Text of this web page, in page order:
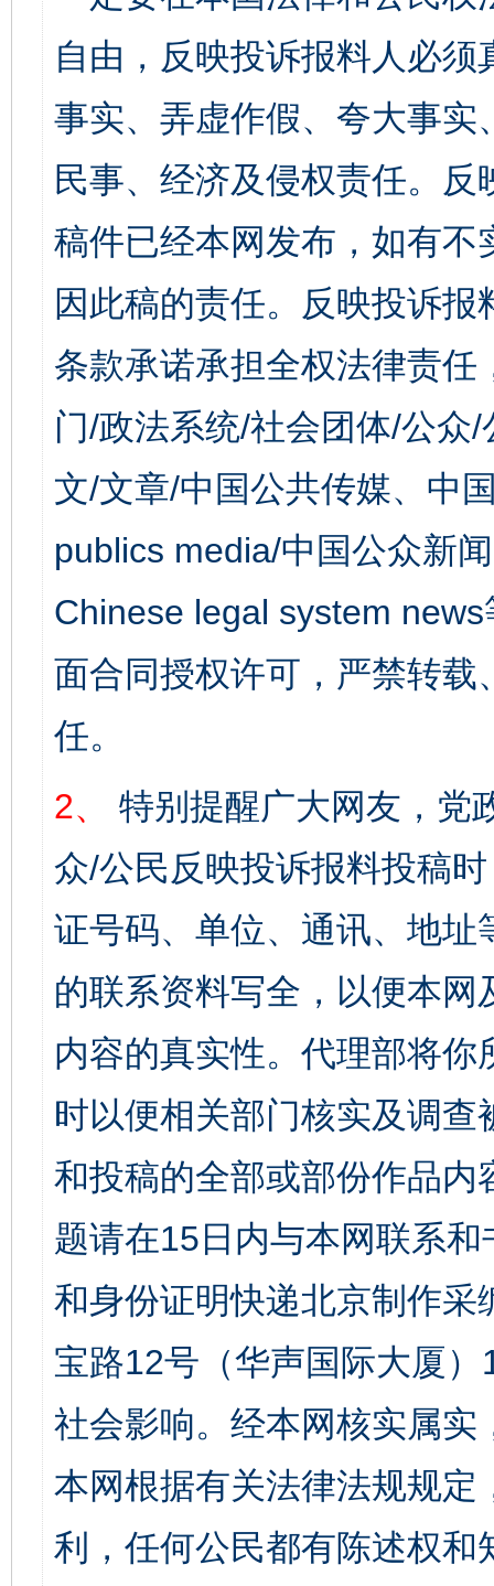
自由，反映投诉报料人必
事实、弄虚作假、夸大事
民事、经济及侵权责任。
稿件已经本网发布，如有
因此稿的责任。反映投诉
条款承诺承担全权法律责
门/政法系统/社会团体/公众
文/文章/中国公共传媒、中
publics media/中国公众新
Chinese legal system
面合同授权许可，严禁转
任。
2、
特别提醒广大网友，党
众/公民反映投诉报料投稿
证号码、单位、通讯、地
的联系资料写全，以便本
内容的真实性。代理部将
时以便相关部门核实及调
和投稿的全部或部份作品
题请在15日内与本网联系
和身份证明快递北京制作
宝路12号（华声国际大厦
社会影响。经本网核实属
本网根据有关法律法规规
利，任何公民都有陈述权